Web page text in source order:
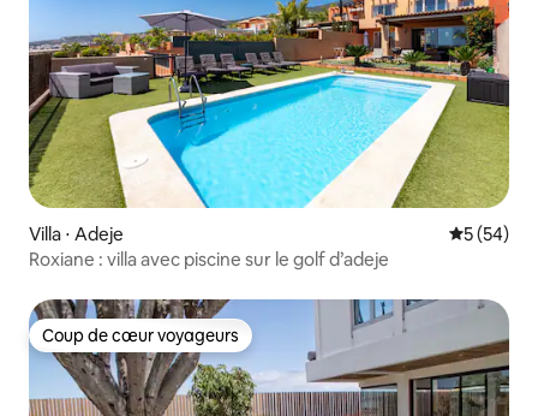
Villa ⋅ Adeje
5 (54)
Roxiane : villa avec piscine sur le golf d’adeje
Coup de cœur voyageurs
Coup de cœur voyageurs